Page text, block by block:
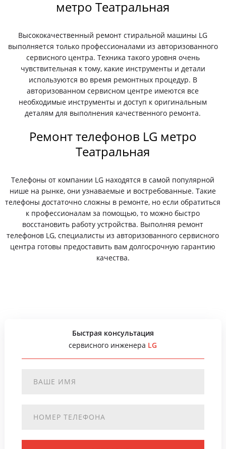
метро Театральная
Высококачественный ремонт стиральной машины LG
выполняется только профессионалами из авторизованного
сервисного центра. Техника такого уровня очень
чувствительная к тому, какие инструменты и детали
используются во время ремонтных процедур. В
авторизованном сервисном центре имеются все
необходимые инструменты и доступ к оригинальным
деталям для выполнения качественного ремонта.
Ремонт телефонов LG метро
Театральная
Телефоны от компании LG находятся в самой популярной
нише на рынке, они узнаваемые и востребованные. Такие
телефоны достаточно сложны в ремонте, но если обратиться
к профессионалам за помощью, то можно быстро
восстановить работу устройства. Выполняя ремонт
телефонов LG, специалисты из авторизованного сервисного
центра готовы предоставить вам долгосрочную гарантию
качества.
Быстрая консультация
сервисного инженера LG